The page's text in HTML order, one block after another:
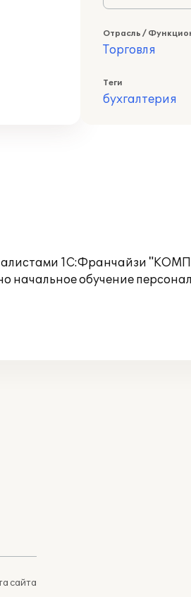
Отрасль /
Торговля
Теги
бухгалтерия
1С:Франчайзи
начальное обучение
сайта